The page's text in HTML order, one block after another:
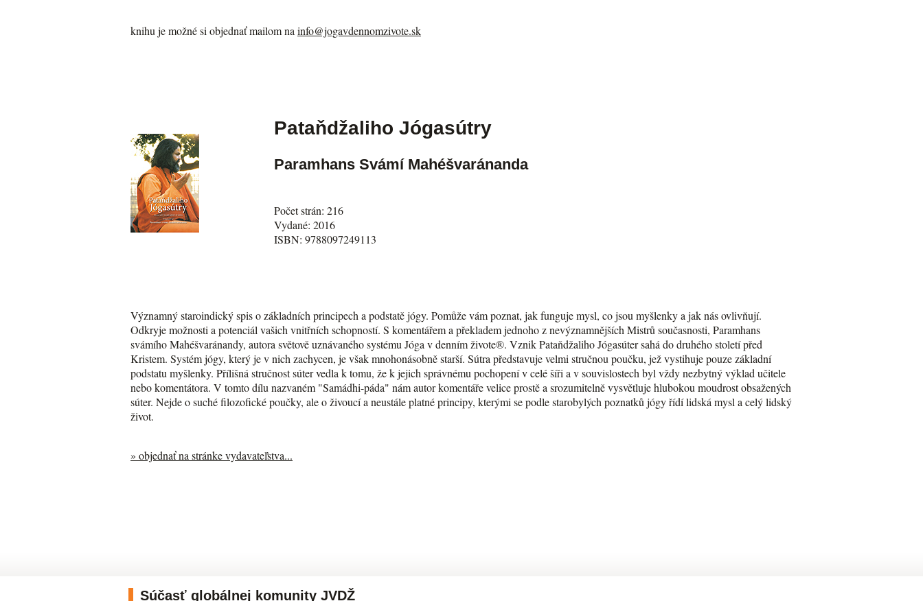
knihu je možné si objednať mailom nainfo@jogavdennomzivote.sk
Pataňdžaliho Jógasútry
Paramhans Svámí Mahéšvaránanda
Počet strán: 216
Vydané: 2016
ISBN: 9788097249113
Významný staroindický spis o základních principech a podstatě jógy. Pomůže vám poznat, jak funguje mysl, co jsou myšlenky a jak nás ovlivňují.
Odkryje možnosti a potenciál vašich vnitřních schopností. S komentářem a překladem jednoho z nevýznamnějších Mistrů současnosti, Paramhans
svámího Mahéšvaránandy, autora světově uznávaného systému Jóga v denním živote®. Vznik Pataňdžaliho Jógasúter sahá do druhého století před
Kristem. Systém jógy, který je v nich zachycen, je však mnohonásobně starší. Sútra představuje velmi stručnou poučku, jež vystihuje pouze základní
podstatu myšlenky. Přílišná stručnost súter vedla k tomu, že k jejich správnému pochopení v celé šíři a v souvislostech byl vždy nezbytný výklad učitele
nebo komentátora. V tomto dílu nazvaném "Samádhi-páda" nám autor komentáře velice prostě a srozumitelně vysvětluje hlubokou moudrost obsažených
súter. Nejde o suché filozofické poučky, ale o živoucí a neustále platné principy, kterými se podle starobylých poznatků jógy řídí lidská mysl a celý lidský
život.
» objednať na stránke vydavateľstva...
Súčasť globálnej komunity JVDŽ